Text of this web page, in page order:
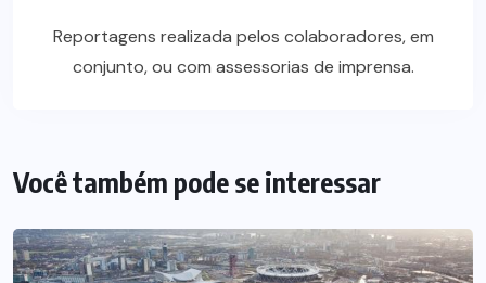
Reportagens realizada pelos colaboradores, em
conjunto, ou com assessorias de imprensa.
Você também pode se interessar